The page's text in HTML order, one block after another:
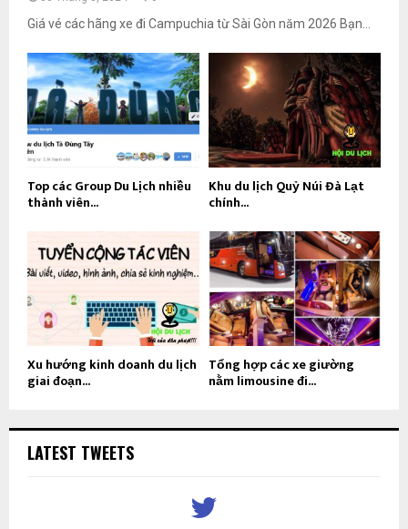
Giá vé các hãng xe đi Campuchia từ Sài Gòn năm 2026 Bạn...
Top các Group Du Lịch nhiều
thành viên...
Khu du lịch Quỷ Núi Đà Lạt
chính...
Xu hướng kinh doanh du lịch
giai đoạn...
Tổng hợp các xe giường
nằm limousine đi...
LATEST TWEETS